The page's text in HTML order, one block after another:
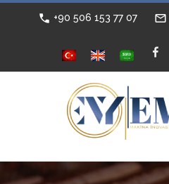
+90 506 153 77 07